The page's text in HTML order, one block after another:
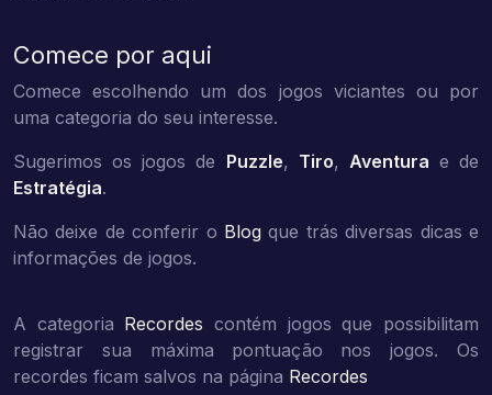
Comece por aqui
Comece escolhendo um dos jogos viciantes ou por
uma categoria do seu interesse.
Sugerimos os jogos de Puzzle, Tiro, Aventura e de
Estratégia.
Não deixe de conferir o Blog que trás diversas dicas e
informações de jogos.
A categoria Recordes contém jogos que possibilitam
registrar sua máxima pontuação nos jogos. Os
recordes ficam salvos na página Recordes